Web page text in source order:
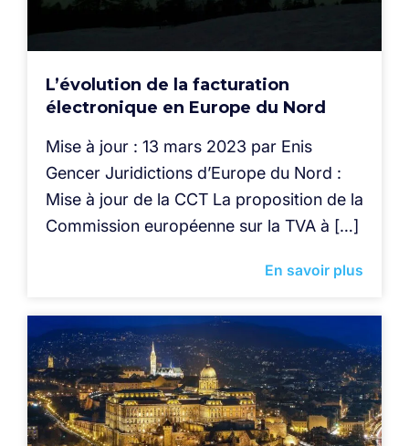
L’évolution de la facturation
électronique en Europe du Nord
Mise à jour : 13 mars 2023 par Enis
Gencer Juridictions d’Europe du Nord :
Mise à jour de la CCT La proposition de la
Commission européenne sur la TVA à […]
En savoir plus